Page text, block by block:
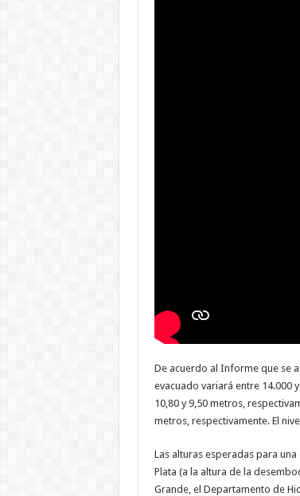
De acuerdo al Informe que se
evacuado variará entre 14.000
10,80 y 9,50 metros,
metros, respectivamente. El
Las alturas esperadas para
Plata (a la altura de la
Grande, el Departamento de